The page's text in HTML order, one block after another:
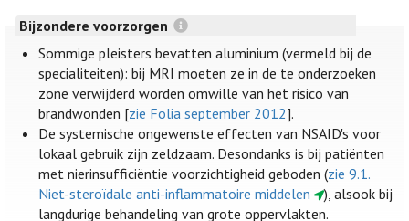
Bijzondere voorzorgen
Sommige pleisters bevatten aluminium (vermeld bij de
specialiteiten): bij MRI moeten ze in de te onderzoeken
zone verwijderd worden omwille van het risico van
brandwonden [zie Folia september 2012].
De systemische ongewenste effecten van NSAID's voor
lokaal gebruik zijn zeldzaam. Desondanks is bij patiënten
met nierinsufficiëntie voorzichtigheid geboden (zie 9.1.
Niet-steroïdale anti-inflammatoire middelen
), alsook bij
langdurige behandeling van grote oppervlakten.